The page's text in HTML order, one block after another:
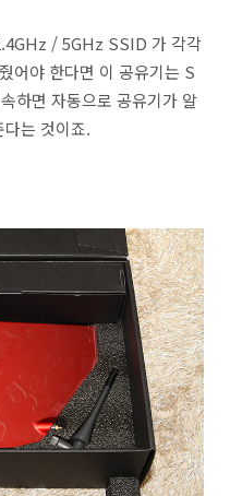
/ 5GHz SSID 가 각각
어야 한다면 이 공유기는 S
하면 자동으로 공유기가 알
는 것이죠.